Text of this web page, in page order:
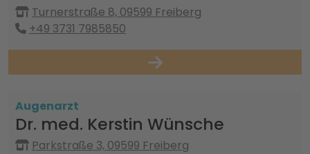
Turnerstraße 8, 09599 Freiberg
+49 3731 7985850
Augenarzt
Dr. med. Kerstin Wünsche
Parkstraße 3, 09599 Freiberg